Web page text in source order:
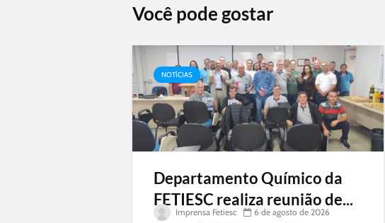
Você pode gostar
NOTÍCIAS
Departamento Químico da
FETIESC realiza reunião de...
Imprensa Fetiesc
6 de agosto de 2026